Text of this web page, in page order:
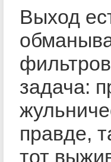
Выход
задача:
правде,
тот